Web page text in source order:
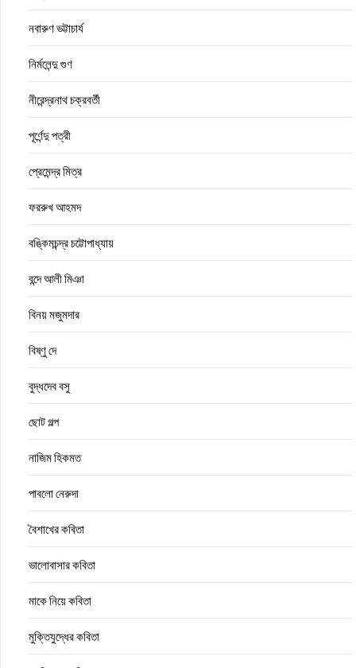
নবারুণ ভট্টাচার্য
নির্মলেন্দু গুণ
নীরেন্দ্রনাথ চক্রবর্তী
পূর্ণেন্দু পত্রী
প্রেমেন্দ্র মিত্র
ফররুখ আহমদ
বঙ্কিমচন্দ্র চট্টোপাধ্যায়
বন্দে আলী মিঞা
বিনয় মজুমদার
বিষ্ণু দে
বুদ্ধদেব বসু
ছোট গল্প
নাজিম হিকমত
পাবলো নেরুদা
বৈশাখের কবিতা
ভালোবাসার কবিতা
মাকে নিয়ে কবিতা
মুক্তিযুদ্ধের কবিতা